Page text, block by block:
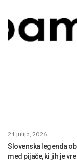
21 julija, 2026
Slovenska legenda
med pijače, ki jih je